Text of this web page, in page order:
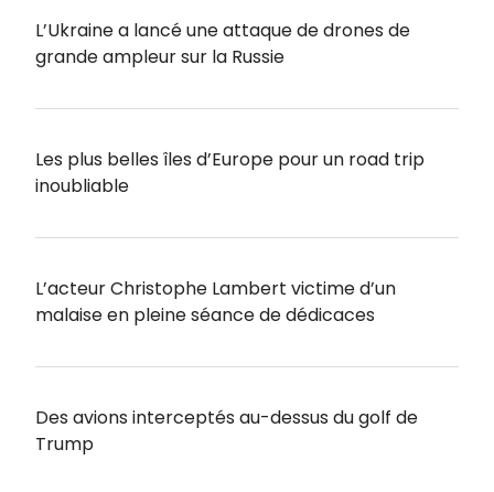
L’Ukraine a lancé une attaque de drones de
grande ampleur sur la Russie
Les plus belles îles d’Europe pour un road trip
inoubliable
L’acteur Christophe Lambert victime d’un
malaise en pleine séance de dédicaces
Des avions interceptés au-dessus du golf de
Trump